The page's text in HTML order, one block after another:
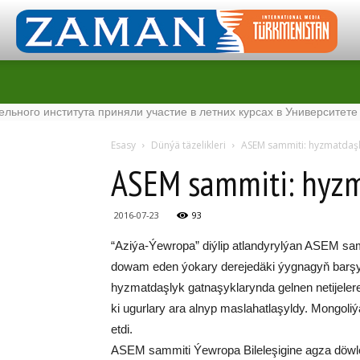
приняли участие в летних курсах в Университете
Esasy Dünýä täzelikleri ASEM sammiti:
ASEM sammiti:
2016-07-23 93
“Azi­ýa-Ýew­ro­pa” diý­lip at­lan­dy­ryl­ýan ASEM
do­wam eden ýo­ka­ry de­re­je­dä­ki ýyg­na­gyň
hyz­mat­daş­lyk gat­na­şyk­la­ryn­da gelnen
ki ugur­la­ry ara al­nyp mas­la­hat­la­şyl­dy.
et­di.
ASEM sam­mi­ti Ýew­ro­pa Bi­le­le­şi­gi­ne ag­za